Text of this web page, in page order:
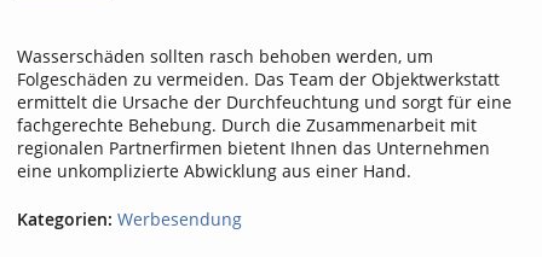
Wasserschäden sollten rasch behoben werden, um
Folgeschäden zu vermeiden. Das Team der Objektwerkstatt
ermittelt die Ursache der Durchfeuchtung und sorgt für eine
fachgerechte Behebung. Durch die Zusammenarbeit mit
regionalen Partnerfirmen bietent Ihnen das Unternehmen
eine unkomplizierte Abwicklung aus einer Hand.
Kategorien: Werbesendung